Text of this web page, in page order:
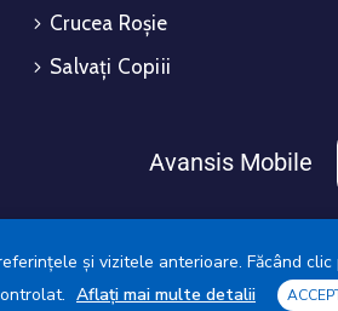
Crucea Roșie
Salvați Copiii
Avansis Mobile
și vizitele anterioare. Făcând
Aflați mai multe detalii